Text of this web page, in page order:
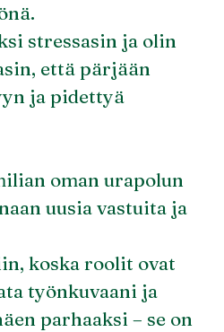
stressasin ja olin
että pärjään
ja pidettyä
oman urapolun
uusia vastuita ja
koska roolit ovat
työnkuvaani ja
parhaaksi – se on